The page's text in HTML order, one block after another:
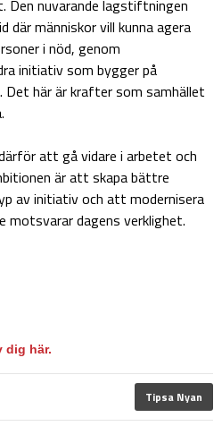
nuvarande lagstiftningen
där människor vill kunna agera
i nöd, genom
initiativ som bygger på
Det här är krafter som samhället
att gå vidare i arbetet och
är att skapa bättre
av initiativ och att modernisera
dagens verklighet.
dig här.
Tipsa Nyan